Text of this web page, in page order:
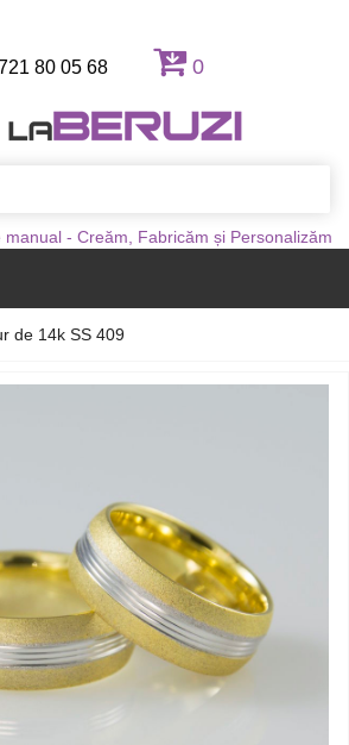
80 05 68 0
- Creăm, Fabricăm și Personalizăm
de 14k SS 409